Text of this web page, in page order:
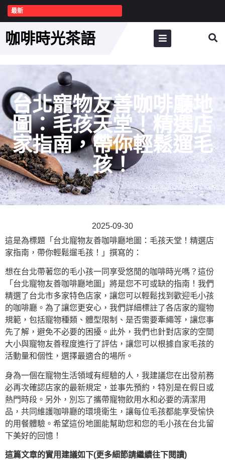
最新
咖啡時光茶語
台北寵物友善咖啡廳地
圖：毛孩天堂！精選店
家指南，帶你輕鬆遛毛
孩！
2025-09-30
這是為標題「台北寵物友善咖啡廳地圖：毛孩天堂！精選店
家指南，帶你輕鬆遛毛孩！」撰寫的：
想在台北帶著您的毛小孩一同享受悠閒的咖啡時光嗎？這份
「台北寵物友善咖啡廳地圖」將是您不可或缺的指南！我們
精選了台北市多家特色店家，讓您可以輕鬆找到歡迎毛小孩
的咖啡廳。為了讓您更安心，我們詳細標註了各店家的寵物
規範，包括寵物種類、體型限制、是否需要牽繩等，讓您事
先了解，避免不必要的困擾。此外，我們也針對店家的空間
大小與寵物友善程度進行了評估，讓您可以根據自家毛孩的
活動量和個性，選擇最適合的場所。
身為一個在寵物生活領域有經驗的人，我建議您在出發前務
必再次確認店家的最新規定，並事先預約，特別是在假日或
熱門時段。另外，別忘了攜帶寵物飲用水和必要的清潔用
品，共同維護咖啡廳的環境衛生，讓每位毛孩都能享受愉快
的用餐體驗。希望這份地圖能幫助您和您的毛小孩在台北留
下美好的回憶！
這篇文章的實用建議如下(更多細節請繼續往下閱讀)